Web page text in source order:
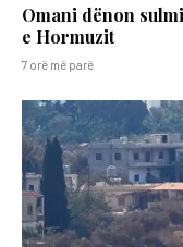
Omani dënon
e Hormuzit
7 orë më parë